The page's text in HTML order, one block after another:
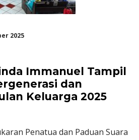
2025
Immanuel Tampil
dan
Keluarga 2025
Penatua dan Paduan Suara